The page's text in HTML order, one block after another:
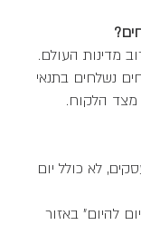
מדינות העולם.
נשלחים בתנאי
עסקים, לא כולל יום
להיום" באזור